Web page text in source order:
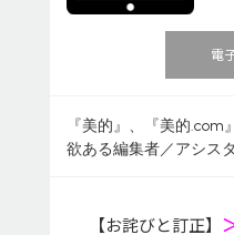
電
『美的』、『美的.com
欲ある編集者／アシス
【お詫びと訂正】